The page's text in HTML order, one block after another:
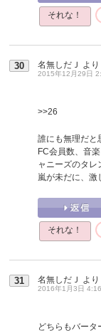
それな！
30 名無しだＪ より
2015年12月29日
>>26
誰にも無理だ
FC会員数、音
ャニーズのタレ
嵐が未だに、激
それな！
31 名無しだＪ より
2016年1月3日
どちらもバー